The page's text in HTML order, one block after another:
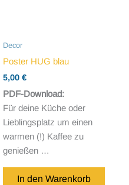
Decor
Poster HUG blau
5,00 €
PDF-Download:
Für deine Küche oder
Lieblingsplatz um einen
warmen (!) Kaffee zu
genießen …
In den Warenkorb